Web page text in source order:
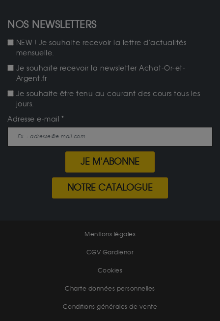
NOS NEWSLETTERS
NEW ! Je souhaite recevoir la lettre d'actualités
mensuelle.
Je souhaite recevoir la newsletter Achat-Or-et-
Argent.fr
Je souhaite être tenu au courant des cours tous les
jours.
Adresse e-mail
JE M'ABONNE
NOTRE CATALOGUE
Mentions légales
CGV Gardienor
Cookies
Charte données personnelles
Conditions générales de vente